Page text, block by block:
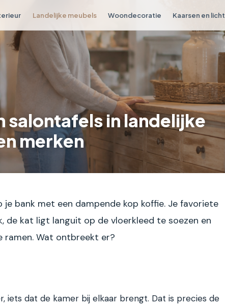
Landelijke meubels Woondecoratie Kaarsen en licht
in landelijke
merken
bank met een dampende kop koffie. Je favoriete
de kat ligt languit op de vloerkleed te soezen en
Wat ontbreekt er?
iets dat de kamer bij elkaar brengt. Dat is precies de